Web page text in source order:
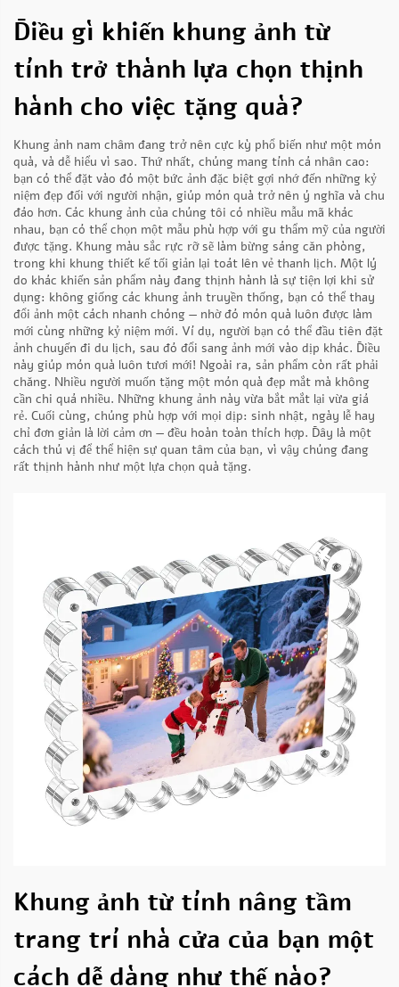
Điều gì khiến khung ảnh từ
tính trở thành lựa chọn thịnh
hành cho việc tặng quà?
Khung ảnh nam châm đang trở nên cực kỳ phổ biến như một món
quà, và dễ hiểu vì sao. Thứ nhất, chúng mang tính cá nhân cao:
bạn có thể đặt vào đó một bức ảnh đặc biệt gợi nhớ đến những kỷ
niệm đẹp đối với người nhận, giúp món quà trở nên ý nghĩa và chu
đáo hơn. Các khung ảnh của chúng tôi có nhiều mẫu mã khác
nhau, bạn có thể chọn một mẫu phù hợp với gu thẩm mỹ của người
được tặng. Khung màu sắc rực rỡ sẽ làm bừng sáng căn phòng,
trong khi khung thiết kế tối giản lại toát lên vẻ thanh lịch. Một lý
do khác khiến sản phẩm này đang thịnh hành là sự tiện lợi khi sử
dụng: không giống các khung ảnh truyền thống, bạn có thể thay
đổi ảnh một cách nhanh chóng — nhờ đó món quà luôn được làm
mới cùng những kỷ niệm mới. Ví dụ, người bạn có thể đầu tiên đặt
ảnh chuyến đi du lịch, sau đó đổi sang ảnh mới vào dịp khác. Điều
này giúp món quà luôn tươi mới! Ngoài ra, sản phẩm còn rất phải
chăng. Nhiều người muốn tặng một món quà đẹp mắt mà không
cần chi quá nhiều. Những khung ảnh này vừa bắt mắt lại vừa giá
rẻ. Cuối cùng, chúng phù hợp với mọi dịp: sinh nhật, ngày lễ hay
chỉ đơn giản là lời cảm ơn — đều hoàn toàn thích hợp. Đây là một
cách thú vị để thể hiện sự quan tâm của bạn, vì vậy chúng đang
rất thịnh hành như một lựa chọn quà tặng.
Khung ảnh từ tính nâng tầm
trang trí nhà cửa của bạn một
cách dễ dàng như thế nào?